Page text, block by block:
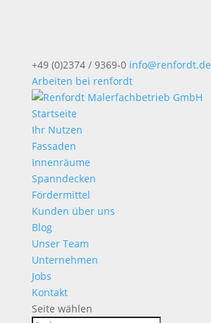
+49 (0)2374 / 9369-0 info@renfordt.de
Arbeiten bei renfordt
Startseite
Ihr Nutzen
Fassaden
Innenräume
Spanndecken
Fördermittel
Kunden über uns
Blog
Unser Team
Unternehmen
Jobs
Kontakt
Seite wählen